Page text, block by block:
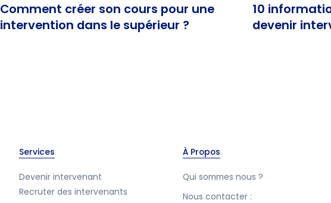
Comment créer son cours pour une
intervention dans le supérieur ?
10
devenir
Services
Devenir intervenant
Recruter des intervenants
À Propos
Qui sommes nous ?
Nous contacter :